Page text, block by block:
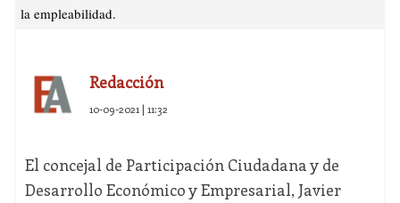
la empleabilidad.
Redacción
10-09-2021 | 11:32
El concejal de Participación Ciudadana y de
Desarrollo Económico y Empresarial, Javier